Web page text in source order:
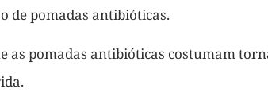
de pomadas antibióticas.
as pomadas antibióticas costumam